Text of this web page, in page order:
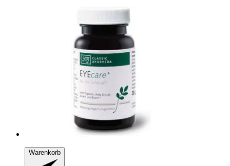
Warenkorb